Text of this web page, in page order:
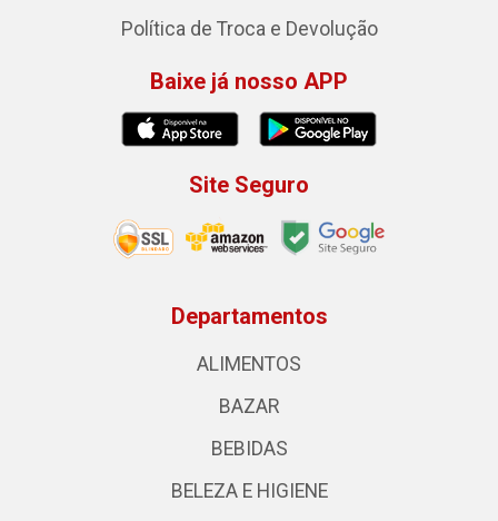
Política de Troca e Devolução
Baixe já nosso APP
Site Seguro
Departamentos
ALIMENTOS
BAZAR
BEBIDAS
BELEZA E HIGIENE